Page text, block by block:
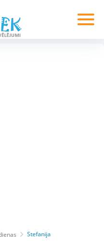
Stefanija